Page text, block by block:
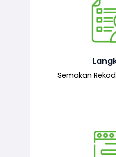
Semakan
Semakan ke atas
yang pernah